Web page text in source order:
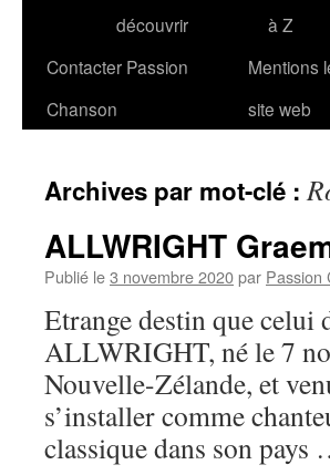
découvrir
à Z
Contacter Passion
Chanson
Mentions
site web
Archives par mot-clé :
ALLWRIGHT
Publié le3 novembre 2020par Passion
Etrange destin que celui
ALLWRIGHT, né le 7
Nouvelle-Zélande, et
s’installer comme
classique dans son pays